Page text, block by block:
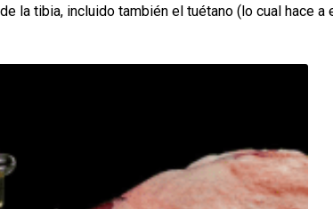
la tibia, incluido también el tuétano (lo cual hace a